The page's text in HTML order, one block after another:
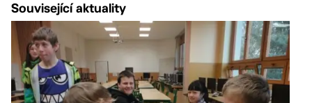
Související aktuality